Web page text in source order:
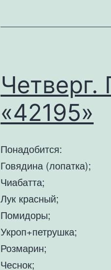
«Вес
Четверг.
«42195»
Понадобится:
Говядина (лопатка);
Чиабатта;
Лук красный;
Помидоры;
Укроп+петрушка;
Розмарин;
Чеснок;